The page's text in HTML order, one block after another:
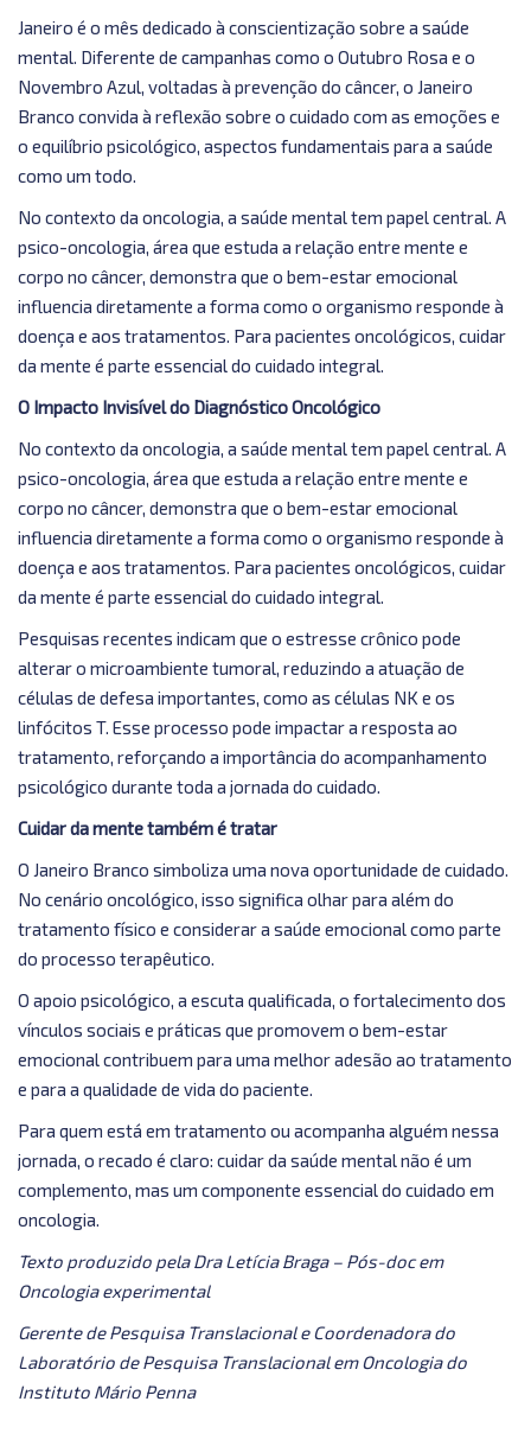
Janeiro é o mês dedicado à conscientização sobre a saúde
mental. Diferente de campanhas como o Outubro Rosa e o
Novembro Azul, voltadas à prevenção do câncer, o Janeiro
Branco convida à reflexão sobre o cuidado com as emoções e
o equilíbrio psicológico, aspectos fundamentais para a saúde
como um todo.
No contexto da oncologia, a saúde mental tem papel central. A
psico-oncologia, área que estuda a relação entre mente e
corpo no câncer, demonstra que o bem-estar emocional
influencia diretamente a forma como o organismo responde à
doença e aos tratamentos. Para pacientes oncológicos, cuidar
da mente é parte essencial do cuidado integral.
O Impacto Invisível do Diagnóstico Oncológico
No contexto da oncologia, a saúde mental tem papel central. A
psico-oncologia, área que estuda a relação entre mente e
corpo no câncer, demonstra que o bem-estar emocional
influencia diretamente a forma como o organismo responde à
doença e aos tratamentos. Para pacientes oncológicos, cuidar
da mente é parte essencial do cuidado integral.
Pesquisas recentes indicam que o estresse crônico pode
alterar o microambiente tumoral, reduzindo a atuação de
células de defesa importantes, como as células NK e os
linfócitos T. Esse processo pode impactar a resposta ao
tratamento, reforçando a importância do acompanhamento
psicológico durante toda a jornada do cuidado.
Cuidar da mente também é tratar
O Janeiro Branco simboliza uma nova oportunidade de cuidado.
No cenário oncológico, isso significa olhar para além do
tratamento físico e considerar a saúde emocional como parte
do processo terapêutico.
O apoio psicológico, a escuta qualificada, o fortalecimento dos
vínculos sociais e práticas que promovem o bem-estar
emocional contribuem para uma melhor adesão ao tratamento
e para a qualidade de vida do paciente.
Para quem está em tratamento ou acompanha alguém nessa
jornada, o recado é claro: cuidar da saúde mental não é um
complemento, mas um componente essencial do cuidado em
oncologia.
Texto produzido pela Dra Letícia Braga – Pós-doc em
Oncologia experimental
Gerente de Pesquisa Translacional e Coordenadora do
Laboratório de Pesquisa Translacional em Oncologia do
Instituto Mário Penna